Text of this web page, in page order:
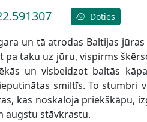
Doties
un tā atrodas Baltijas
pa taku uz jūru, vispirms
un visbeidzot baltās
smiltīs. To stumbri
kas noskaloja priekškāpu,
augstu stāvkrastu.